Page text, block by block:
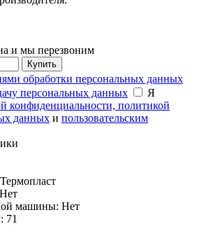
и мы перезвоним
Купить
обработки персональных данных
персональных данных
Я
конфиденциальности, политикой
данных и пользовательским
Термопласт
Нет
машины: Нет
71